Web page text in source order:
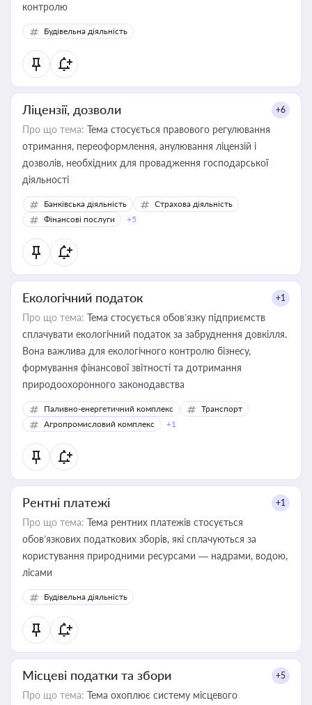
контролю
Будівельна діяльність
Ліцензії, дозволи +6
Про що тема: Тема стосується правового регулювання
отримання, переоформлення, анулювання ліцензій і
дозволів, необхідних для провадження господарської
діяльності
Банківська діяльність
Страхова діяльність
Фінансові послуги
+5
Екологічний податок +1
Про що тема: Тема стосується обов’язку підприємств
сплачувати екологічний податок за забруднення довкілля.
Вона важлива для екологічного контролю бізнесу,
формування фінансової звітності та дотримання
природоохоронного законодавства
Паливно-енергетичний комплекс
Транспорт
Агропромисловий комплекс
+1
Рентні платежі +1
Про що тема: Тема рентних платежів стосується
обов’язкових податкових зборів, які сплачуються за
користування природними ресурсами — надрами, водою,
лісами
Будівельна діяльність
Місцеві податки та збори +5
Про що тема: Тема охоплює систему місцевого